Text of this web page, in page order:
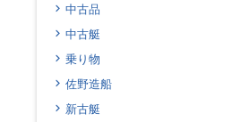
中古品
中古艇
乗り物
佐野造船
新古艇